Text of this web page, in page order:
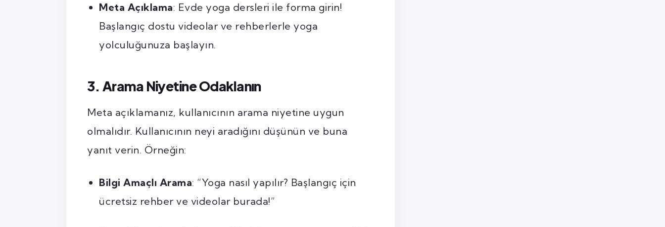
Meta Açıklama: Evde yoga dersleri ile forma girin!
Başlangıç dostu videolar ve rehberlerle yoga
yolculuğunuza başlayın.
3. Arama Niyetine Odaklanın
Meta açıklamanız, kullanıcının arama niyetine uygun
olmalıdır. Kullanıcının neyi aradığını düşünün ve buna
yanıt verin. Örneğin:
Bilgi Amaçlı Arama: “Yoga nasıl yapılır? Başlangıç için
ücretsiz rehber ve videolar burada!”